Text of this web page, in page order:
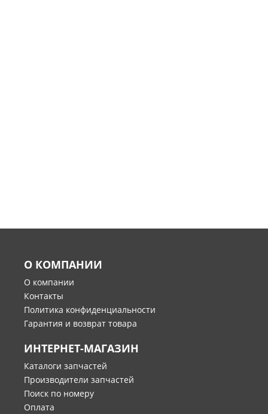
О КОМПАНИИ
О компании
Контакты
Политика конфиденциальности
Гарантия и возврат товара
ИНТЕРНЕТ-МАГАЗИН
Каталоги запчастей
Производители запчастей
Поиск по номеру
Оплата